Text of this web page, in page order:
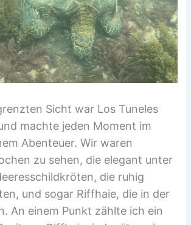
Sicht war Los Tuneles
machte jeden Moment im
Abenteuer. Wir waren
zu sehen, die elegant unter
die ruhig
und sogar Riffhaie, die in der
An einem Punkt zählte ich ein